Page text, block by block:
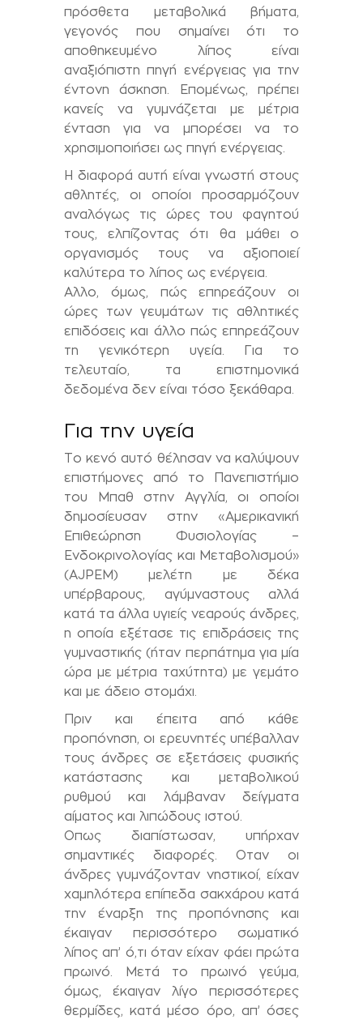
πρόσθετα μεταβολικά βήματα,
γεγονός που σημαίνει ότι το
αποθηκευμένο λίπος είναι
αναξιόπιστη πηγή ενέργειας για την
έντονη άσκηση. Επομένως, πρέπει
κανείς να γυμνάζεται με μέτρια
ένταση για να μπορέσει να το
χρησιμοποιήσει ως πηγή ενέργειας.
Η διαφορά αυτή είναι γνωστή στους
αθλητές, οι οποίοι προσαρμόζουν
αναλόγως τις ώρες του φαγητού
τους, ελπίζοντας ότι θα μάθει ο
οργανισμός τους να αξιοποιεί
καλύτερα το λίπος ως ενέργεια.
Αλλο, όμως, πώς επηρεάζουν οι
ώρες των γευμάτων τις αθλητικές
επιδόσεις και άλλο πώς επηρεάζουν
τη γενικότερη υγεία. Για το
τελευταίο, τα επιστημονικά
δεδομένα δεν είναι τόσο ξεκάθαρα.
Για την υγεία
Το κενό αυτό θέλησαν να καλύψουν
επιστήμονες από το Πανεπιστήμιο
του Μπαθ στην Αγγλία, οι οποίοι
δημοσίευσαν στην «Αμερικανική
Επιθεώρηση Φυσιολογίας –
Ενδοκρινολογίας και Μεταβολισμού»
(AJPEM) μελέτη με δέκα
υπέρβαρους, αγύμναστους αλλά
κατά τα άλλα υγιείς νεαρούς άνδρες,
η οποία εξέτασε τις επιδράσεις της
γυμναστικής (ήταν περπάτημα για μία
ώρα με μέτρια ταχύτητα) με γεμάτο
και με άδειο στομάχι.
Πριν και έπειτα από κάθε
προπόνηση, οι ερευνητές υπέβαλλαν
τους άνδρες σε εξετάσεις φυσικής
κατάστασης και μεταβολικού
ρυθμού και λάμβαναν δείγματα
αίματος και λιπώδους ιστού.
Οπως διαπίστωσαν, υπήρχαν
σημαντικές διαφορές. Οταν οι
άνδρες γυμνάζονταν νηστικοί, είχαν
χαμηλότερα επίπεδα σακχάρου κατά
την έναρξη της προπόνησης και
έκαιγαν περισσότερο σωματικό
λίπος απ’ ό,τι όταν είχαν φάει πρώτα
πρωινό. Μετά το πρωινό γεύμα,
όμως, έκαιγαν λίγο περισσότερες
θερμίδες, κατά μέσο όρο, απ’ όσες